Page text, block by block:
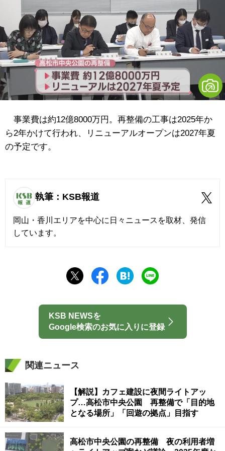
事業費は約12億8000万円。再整備の工事は2025年か
ら2年かけて行われ、リニューアルオープンは2027年夏
の予定です。
執筆：KSB報道
岡山・香川エリアを中心に日々ニュースを取材、発信
しています。
KSB NEWSを
Google検索のお気に入りに登録
関連ニュース
【解説】カフェ建設に夜間ライトアッ
プ…高松市中央公園 再整備で「目的地
となる場所」「回遊の拠点」目指す
高松市中央公園の再整備 夜の利用者増